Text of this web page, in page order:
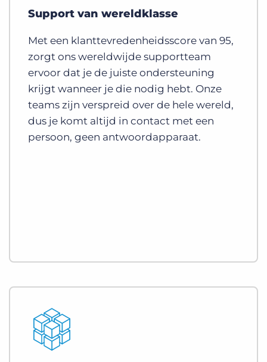
Support van wereldklasse
Met een klanttevredenheidsscore van 95,
zorgt ons wereldwijde supportteam
ervoor dat je de juiste ondersteuning
krijgt wanneer je die nodig hebt. Onze
teams zijn verspreid over de hele wereld,
dus je komt altijd in contact met een
persoon, geen antwoordapparaat.